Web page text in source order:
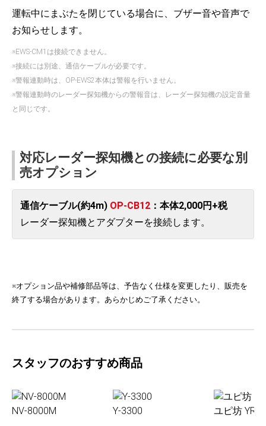
運転中にまぶたを閉じている場合に、ブザー音や音声で
お知らせします。
※EWS-CM1は接続できません。
※接続には別途、通信ケーブルが必要です。
※警報連動時は、OP-EWS2本体は警報を行いません。
※警報連動時のレーダー探知機からの警報音は、レーダー探知機の設定音量
と同じです。
対応レーダー探知機との接続に必要な別
売オプション
通信ケーブル(約4m) OP-CB12 ：本体2,000円+税
レーダー探知機とアダプターを接続します。
※オプション品や補修部品等は、予告なく仕様を変更したり、販売を
終了する場合があります。あらかじめご了承ください。
スタッフのおすすめ商品
NV-8000M Y-3300 ユピ坊 YR-